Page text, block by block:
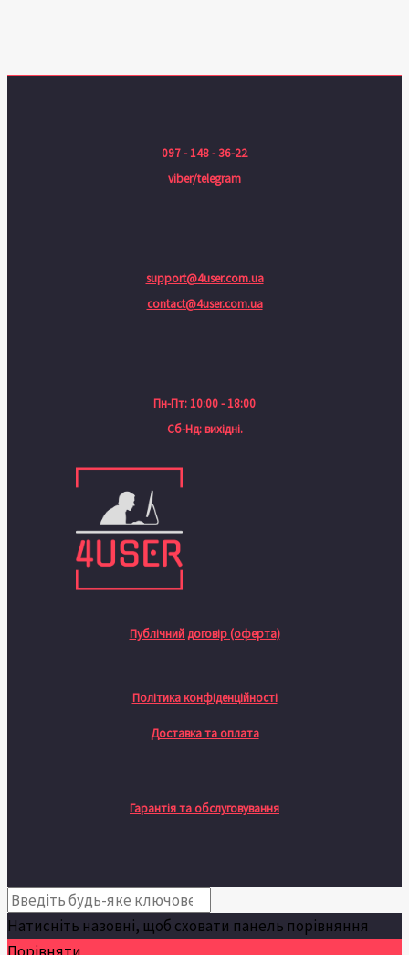
097 - 148 - 36-22
viber/telegram
support@4user.com.ua
contact@4user.com.ua
Пн-Пт: 10:00 - 18:00
Сб-Нд: вихідні.
Публічний договір (оферта)
Політика конфіденційності
Доставка та оплата
Гарантія та обслуговування
Натисніть назовні, щоб сховати панель порівняння